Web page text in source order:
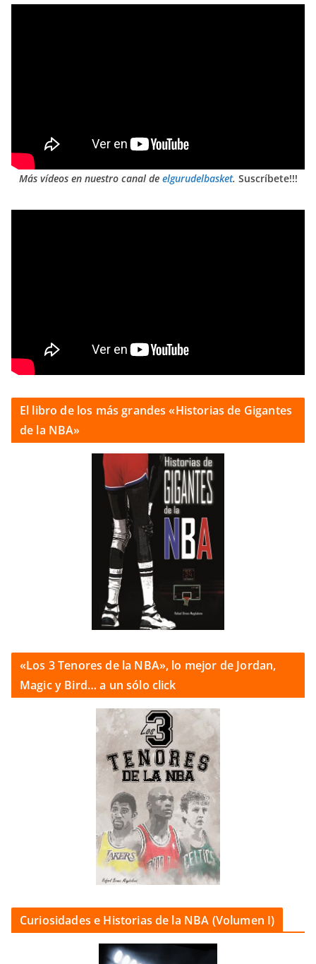
Más vídeos en nuestro canal de elgurudelbasket. Suscríbete!!!
El libro de los más grandes «Historias de Gigantes
de la NBA»
«Los 3 Tenores de la NBA», lo mejor de Jordan,
Magic y Bird… a un sólo click
Curiosidades e Historias de la NBA (Volumen I)